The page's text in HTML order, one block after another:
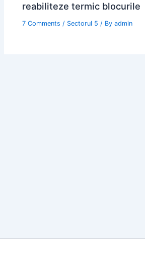
reabiliteze termic blocurile
7 Comments / Sectorul 5 / Byadmin